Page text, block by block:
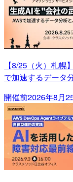
【8/25（火）札幌
で加速するデータ
開催前2026年8月